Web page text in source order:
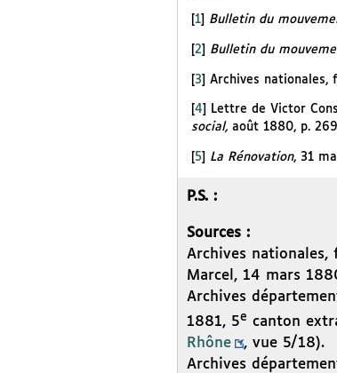
1] Bulletin du
2 Bulletin du
[3] Archives nationales,
4 Lettre de Victor
social, août 1880, p.
[5] La Rénovation, 31
P.S. :
Sources :
Archives
Marcel, 14 mars
Archives
1881, 5e canton
Rhône
, vue 5/18).
Archives